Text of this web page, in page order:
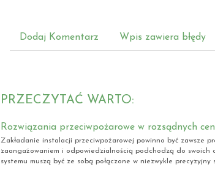
Dodaj Komentarz Wpis zawiera błędy
PRZECZYTAĆ WARTO:
Rozwiązania przeciwpożarowe w rozsądnych
Zakładanie instalacji przeciwpożarowej powinno być zawsze
zaangażowaniem i odpowiedzialnością podchodzą do swoich
systemu muszą być ze sobą połączone w niezwykle precyzyjny